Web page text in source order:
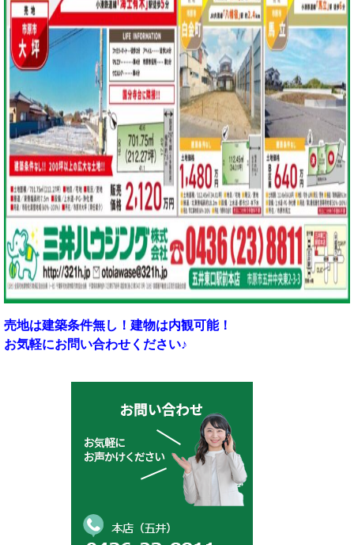
売地は建築条件無し！建物は内観可能！
お気軽にお問い合わせください♪